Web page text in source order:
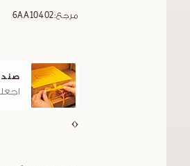
مرجع:6AA10402